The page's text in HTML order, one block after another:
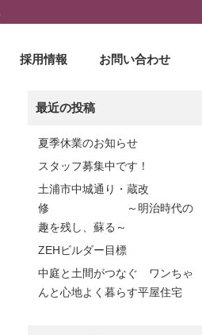
採用情報 お問い合わせ
最近の投稿
夏季休業のお知らせ
スタッフ募集中です！
土浦市中城通り・蔵改
修 ～明治時代の
趣を残し、蘇る～
ZEHビルダー目標
中庭と土間がつなぐ ワンちゃ
んと心地よく暮らす平屋住宅